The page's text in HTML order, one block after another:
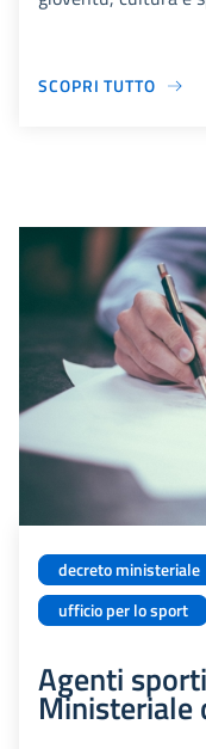
SCOPRI TUTTO
decreto ministeriale
ufficio per lo sport
Agenti
Ministeriale